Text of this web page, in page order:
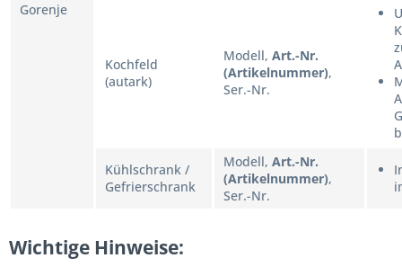
Gorenje
Kochfeld
(autark)
Modell, Art.-Nr.
(Artikelnummer),
Ser.-Nr.
Kühlschrank /
Gefrierschrank
Modell, Art.-Nr.
(Artikelnummer),
Ser.-Nr.
Wichtige Hinweise: